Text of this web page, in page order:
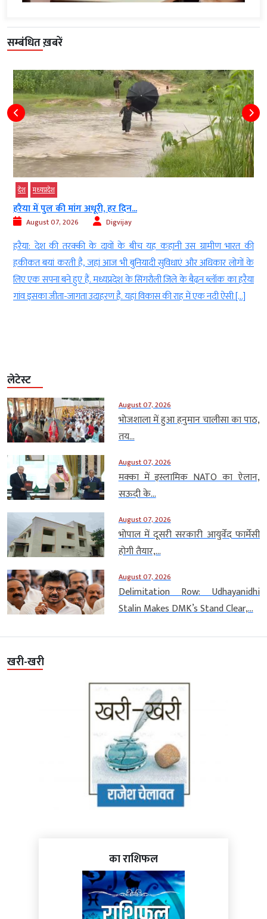
सम्बंधित ख़बरें
देश मध्‍यप्रदेश
हरैया में पुल की मांग अधूरी, हर दिन...
August 07, 2026 Digvijay
हरैया: देश की तरक्की के दावों के बीच यह कहानी उस ग्रामीण भारत की
हकीकत बयां करती है, जहां आज भी बुनियादी सुविधाएं और अधिकार लोगों के
लिए एक सपना बने हुए हैं. मध्यप्रदेश के सिंगरौली जिले के बैढ़न ब्लॉक का हरैया
गांव इसका जीता-जागता उदाहरण है. यहां विकास की राह में एक नदी ऐसी […]
लेटेस्ट
August 07, 2026
भोजशाला में हुआ हनुमान चालीसा का पाठ,
तय...
August 07, 2026
मक्का में इस्लामिक NATO का ऐलान,
सऊदी के...
August 07, 2026
भोपाल में दूसरी सरकारी आयुर्वेद फार्मेसी
होगी तैयार,...
August 07, 2026
Delimitation Row: Udhayanidhi
Stalin Makes DMK’s Stand Clear,...
खरी-खरी
का राशिफल